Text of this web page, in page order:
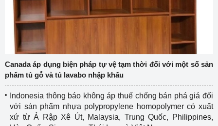
Canada áp dụng biện pháp tự vệ tạm thời đối với một số sản
phẩm tủ gỗ và tủ lavabo nhập khẩu
Indonesia thông báo không áp thuế chống bán phá giá đối
với sản phẩm nhựa polypropylene homopolymer có xuất
xứ từ Ả Rập Xê Út, Malaysia, Trung Quốc, Philippines,